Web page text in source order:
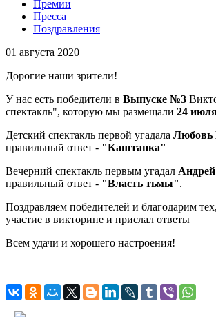
Премии
Пресса
Поздравления
01 августа 2020
Дорогие наши зрители!
У нас есть победители в Выпуске №3
спектакль", которую мы размещали 24
Детский спектакль первой угадала Любовь
правильный ответ - "Каштанка"
Вечерний спектакль первым угадал
правильный ответ - "Власть тьмы".
Поздравляем победителей и благодарим
участие в викторине и прислал ответы
Всем удачи и хорошего настроения!